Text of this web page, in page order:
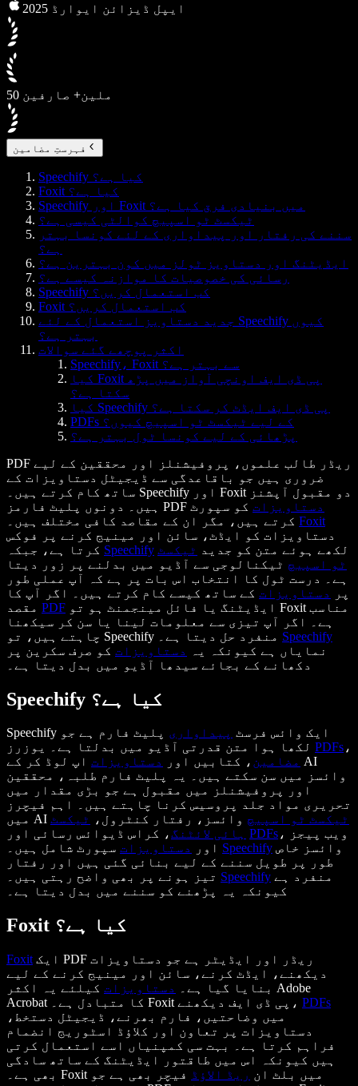
2025 ایپل ڈیزائن ایوارڈ
50 ملین+ صارفین
فہرستِ مضامین
Speechify کیا ہے؟
Foxit کیا ہے؟
Speechify اور Foxit میں بنیادی فرق کیا ہے؟
ٹیکسٹ ٹو اسپیچ کوالٹی کیسی ہے؟
سننے کی رفتار اور پیداواری کے لئے کونسا بہتر
ہے؟
ایڈیٹنگ اور دستاویز ٹولز میں کون بہترین ہے؟
رسائی کی خصوصیات کا موازنہ کیسے ہے؟
Speechify کب استعمال کریں؟
Foxit کب استعمال کریں؟
جدید دستاویز استعمال کے لئے Speechify کیوں
بہتر ہے؟
اکثر پوچھے گئے سوالات
Speechify، Foxit سے بہتر ہے؟
کیا Foxit پی ڈی ایف اونچی آواز میں پڑھ
سکتا ہے؟
کیا Speechify پی ڈی ایف ایڈٹ کر سکتا ہے؟
PDFs کے لیے ٹیکسٹ ٹو اسپیچ کیوں؟
پڑھائی کے لیے کونسا ٹول بہتر ہے؟
PDF ریڈر طالب علموں، پروفیشنلز اور محققین کے لیے
ضروری ہیں جو باقاعدگی سے ڈیجیٹل دستاویزات کے
ساتھ کام کرتے ہیں۔ Speechify اور Foxit دو مقبول آپشنز
ہیں۔ دونوں پلیٹ فارمز PDF
دستاویزات کو سپورٹ
Foxit
دستاویزات کو ایڈٹ، سائن اور مینیج کرنے پر فوکس
Speechify لکھے ہوئے متن کو جدید ٹیکسٹ
ٹو اسپیچ ٹیکنالوجی سے آڈیو میں بدلنے پر زور دیتا
ہے۔ درست ٹول کا انتخاب اس بات پر ہے کہ آپ عملی طور
پر
دستاویزات کے ساتھ کیسے کام کرتے ہیں۔ اگر آپ کا
PDF
ہے۔ اگر آپ تیزی سے معلومات لینا یا سن کر سیکھنا
Speechify
نمایاں ہے کیونکہ یہ
دستاویزات کو صرف سکرین پر
دکھانے کے بجائے سیدھا آڈیو میں بدل دیتا ہے۔
Speechify کیا ہے؟
Speechify ایک وائس فرسٹ پیداواری پلیٹ فارم ہے جو
PDFs ،
مضامین ، کتابیں اور دستاویزات اپ لوڈ کر کے AI
وائسز میں سن سکتے ہیں۔ یہ پلیٹ فارم طلبہ، محققین
اور پروفیشنلز میں مقبول ہے جو بڑی مقدار میں
تحریری مواد جلد پروسیس کرنا چاہتے ہیں۔ اہم فیچرز
میں AI
ٹیکسٹ ٹو اسپیچ وائسز، رفتار کنٹرول،
ٹیکسٹ
ہائی لائٹنگ PDFs ، ویب پیجز
اور
دستاویزات Speechify
طور پر طویل سننے کے لیے بنائی گئی ہیں اور رفتار
Speechify
کیونکہ یہ پڑھنے کو سننے میں بدل دیتا ہے۔
Foxit کیا ہے؟
Foxit
دیکھنے، ایڈٹ کرنے، سائن اور مینیج کرنے کے لیے
بنایا گیا ہے۔
دستاویزات کیلئے یہ اکثر Adobe
Acrobat کا متبادل ہے۔ Foxit پی ڈی ایف دیکھنے، PDFs
میں وضاحتیں، فارم بھرنے، ڈیجیٹل دستخط،
دستاویزات پر تعاون اور کلاؤڈ اسٹوریج انضمام
فراہم کرتا ہے۔ بہت سی کمپنیاں اسے استعمال کرتی
ہیں کیونکہ اس میں طاقتور ایڈیٹنگ کے ساتھ سادگی
بھی ہے۔ Foxit میں بلٹ ان ریڈ الاؤڈ فیچر بھی ہے جو